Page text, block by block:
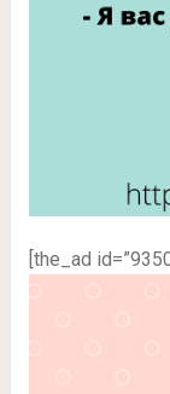
[the_ad